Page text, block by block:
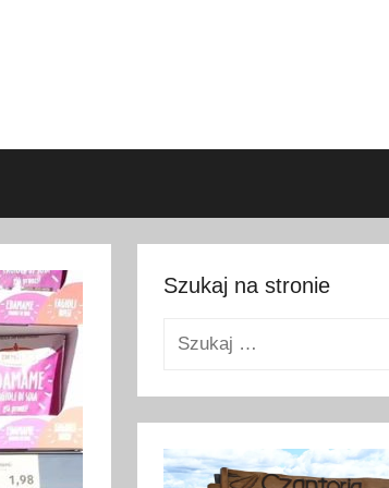
Szukaj na stronie
Szukaj: